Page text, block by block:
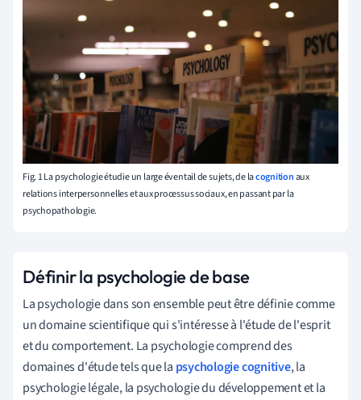
Fig. 1 La psychologie étudie un large éventail de sujets, de lacognitionaux
relations interpersonnelles et aux processus sociaux, en passant par la
psychopathologie.
Définir la psychologie de base
La psychologie dans son ensemble peut être définie comme
un domaine scientifique qui s'intéresse à l'étude de l'esprit
et du comportement. La psychologie comprend des
domaines d'étude tels que la psychologie cognitive, la
psychologie légale, la psychologie du développement et la